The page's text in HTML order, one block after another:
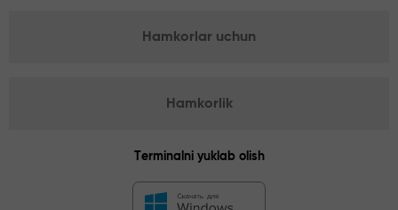
Hamkorlar uchun
Hamkorlik
Terminalni yuklab olish